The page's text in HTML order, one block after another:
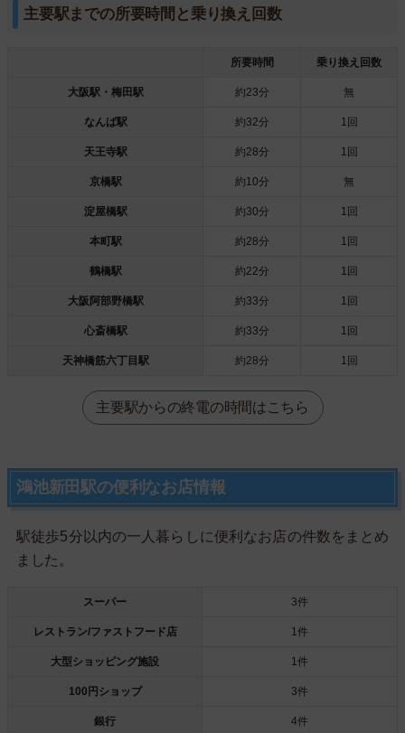
主要駅までの所要時間と乗り換え回数
所要時間 乗り換え回数
大阪駅・梅田駅 約23分 無
なんば駅 約32分 1回
天王寺駅 約28分 1回
京橋駅 約10分 無
淀屋橋駅 約30分 1回
本町駅 約28分 1回
鶴橋駅 約22分 1回
大阪阿部野橋駅 約33分 1回
心斎橋駅 約33分 1回
天神橋筋六丁目駅 約28分 1回
主要駅からの終電の時間はこちら
鴻池新田駅の便利なお店情報
駅徒歩5分以内の一人暮らしに便利なお店の件数をまとめ
ました。
スーパー 3件
レストラン/ファストフード店 1件
大型ショッピング施設 1件
100円ショップ 3件
銀行 4件